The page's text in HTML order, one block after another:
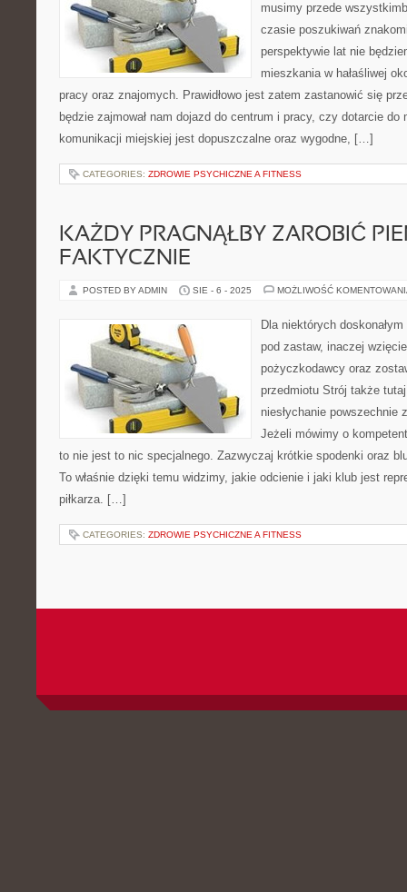
musimy przede
czasie poszukiwań
perspektywie lat nie
mieszkania w hałaśliwej
pracy oraz znajomych. Prawidłowo jest zatem zastanowić się
będzie zajmował nam dojazd do centrum i pracy, czy dotarcie do
komunikacji miejskiej jest dopuszczalne oraz wygodne, […]
CATEGORIES: ZDROWIE PSYCHICZNE A FITNESS
KAŻDY PRAGNĄŁBY ZAROBIĆ
FAKTYCZNIE
POSTED BY ADMIN SIE - 6 - 2025 MOŻLIWOŚĆ
Dla niektórych
pod zastaw, inaczej
pożyczkodawcy oraz
przedmiotu Strój także
niesłychanie powszechnie
Jeżeli mówimy o
to nie jest to nic specjalnego. Zazwyczaj krótkie spodenki oraz
To właśnie dzięki temu widzimy, jakie odcienie i jaki klub jest
piłkarza. […]
CATEGORIES: ZDROWIE PSYCHICZNE A FITNESS